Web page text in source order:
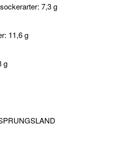
7,3 g
11,6 g
g